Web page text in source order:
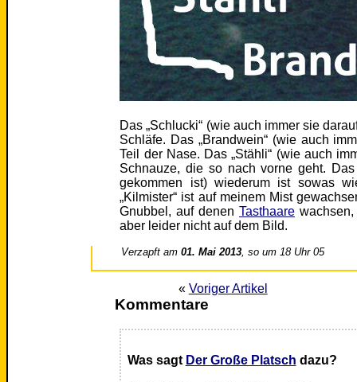
Das „Schlucki“ (wie auch immer sie
Schläfe. Das „Brandwein“ (wie auch
Teil der Nase. Das „Stähli“ (wie auch
Schnauze, die so nach vorne geht.
gekommen ist) wiederum ist sowas
„Kilmister“ ist auf meinem Mist
Gnubbel, auf denenTasthaare
aber leider nicht auf dem Bild.
Verzapft am01. Mai 2013, so um 18 Uhr 05
« Voriger Artikel
Kommentare
Was sagt Der Große Platsch dazu?